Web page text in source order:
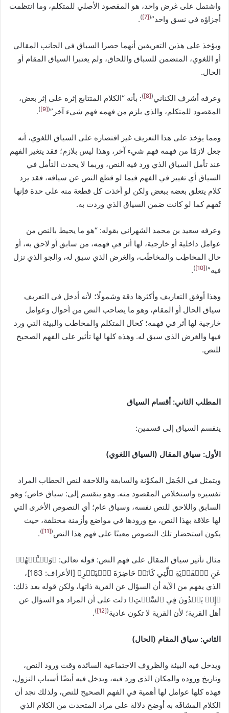
واشتمل على غرض واحد، هو المقصود الأصلي للمتكلم، وما انتظمت
أجزاؤه في نسق واحد”(
[7]
)
.
ويؤخذ على هذين التعريفين أنهما حصرا السياق في الجانب المقالي
أو اللغوي، المتضمن للسباق واللحاق، ولم يعتبرا السياق المقام أو
الحال.
وعرفه أشرف الكناني(
[8]
): بأنه “الكلام المتتابع إثره على إثر بعض،
المقصود للمتكلم، والذي يلزم من فهمه فهم شيء آخر”(
[9]
)
.
ومما يؤخذ على هذا التعريف غير اقتصاره على السياق اللغوي، أنه
جعل لازمًا من فهمه فهم شيء آخر، وهذا ليس بلازم؛ فقد يتغير الفهم
عند تأمل السياق الذي ورد فيه النص، وربما لا يحدث التأمل في
السياق أي تغيير في الفهم فيما لو قطع النص عن سياقه، فقد يرد
كلام يتعلق بعضه ببعض ولكن لو أخذت كل قطعة منه على حدة فإنها
تُفهم كما لو كانت ضمن السياق الذي وردت به.
وعرفه سعيد بن محمد الشهراني بقوله: “هو ما يحيط بالنص من
عوامل داخلية أو خارجية، لها أثر في فهمه، من سابق أو لاحق به، أو
حال المخاطِب والمخاطَب، والغرض الذي سيق له، والجو الذي نزل
فيه”(
[10]
)
.
وهذا أوفق التعاريف وأكثرها دقة وشمولًا؛ لأنه أدخل في التعريف
سياق الحال أو المقام، وهو ما يصاحب النص من أحوال وعوامل
خارجية لها أثر في فهمه؛ كحال المتكلم والمخاطب والبيئة التي ورد
فيها والغرض الذي سيق له. وهذه كلها لها تأثير على الفهم الصحيح
للنص.
المطلب الثاني: أقسام السياق
ينقسم السياق إلى قسمين:
الأول: سياق المقال (السياق اللغوي)
ويتمثل في الجُمَل المكوِّنة والسابقة واللاحقة لنص الخطاب المراد
تفسيره واستخلاص المقصود منه. وهو ينقسم إلى: سياق خاص؛ وهو
السابق واللاحق للنص نفسه، وسياق عام؛ أي النصوص الأخرى التي
لها علاقة بهذا النص، مع ورودها في مواضع وأزمنة مختلفة، حيث
يكون استحضار تلك النصوص معينًا على فهم هذا النص(
[11]
)
.
مثال تأثير سياق المقال على فهم النص: قوله تعالى: ﴿‌وَسۡـَٔلۡهُمۡ
‌عَنِ ‌ٱلۡقَرۡيَةِ ٱلَّتِي كَانَتۡ حَاضِرَةَ ٱلۡبَحۡرِ﴾ [الأعراف: 163]،
الذي يفهم من الآية أن السؤال عن القرية ذاتها، ولكن قوله بعد ذلك:
﴿إِذۡ يَعۡدُونَ فِي ٱلسَّبۡتِ﴾ دلت على أن المراد هو السؤال عن
أهل القرية؛ لأن القرية لا تكون عادية(
[12]
)
.
الثاني: سياق المقام (الحال)
ويدخل فيه البيئة والظروف الاجتماعية السائدة وقت ورود النص،
وتاريخ وروده والمكان الذي ورد فيه، ويدخل فيه أيضًا أسباب النزول،
فهذه كلها عوامل لها أهمية في الفهم الصحيح للنص، ولذلك نجد أن
الكلام المشافَه به أوضح دلالة على مراد المتحدث من الكلام الذي